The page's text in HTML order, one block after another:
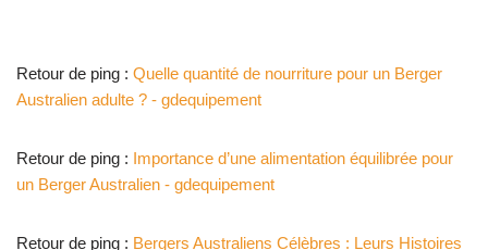
Retour de ping : Quelle quantité de nourriture pour un Berger
Australien adulte ? - gdequipement
Retour de ping : Importance d’une alimentation équilibrée pour
un Berger Australien - gdequipement
Retour de ping : Bergers Australiens Célèbres : Leurs Histoires